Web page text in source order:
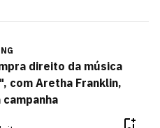
direito da música
com Aretha Franklin,